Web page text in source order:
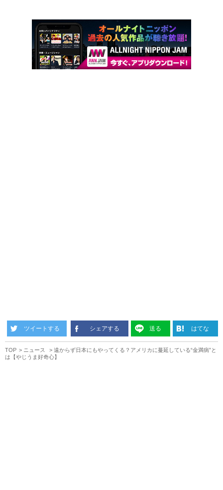
ツイートする シェアする 送る はてな
TOP ニュース
遠からず日本にもやってくる？アメリカに蔓延している“金満病”と
は【やじうま好奇心】